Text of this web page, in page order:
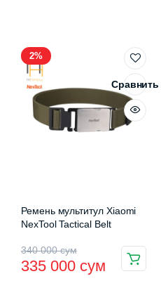
000 сум.
2%
Сравнить
Ремень мультитул Xiaomi
NexTool Tactical Belt
340 000сум
Первоначальная
цена
335 000 сум
Текущая
цена: